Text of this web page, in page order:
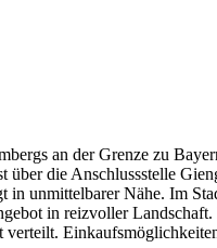
an der Grenze zu
die Anschlussstelle
unmittelbarer Nähe. Im
in reizvoller